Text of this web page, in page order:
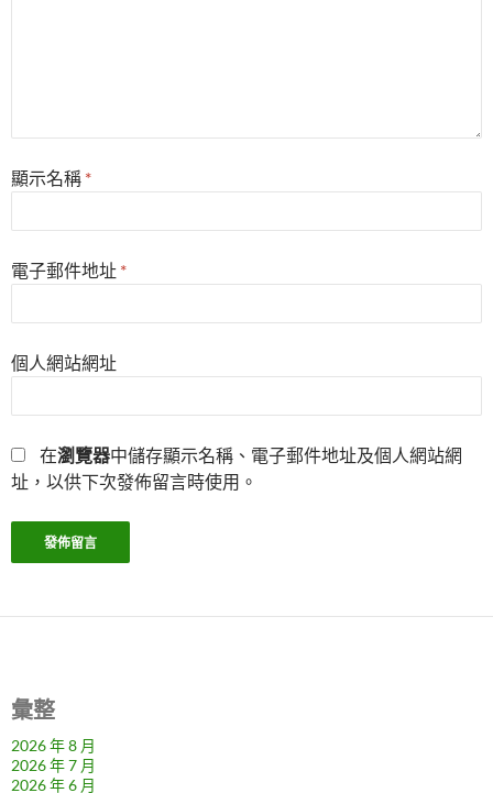
顯示名稱 *
電子郵件地址 *
個人網站網址
在瀏覽器中儲存顯示名稱、電子郵件地址及個人網站網
址，以供下次發佈留言時使用。
彙整
2026 年 8 月
2026 年 7 月
2026 年 6 月